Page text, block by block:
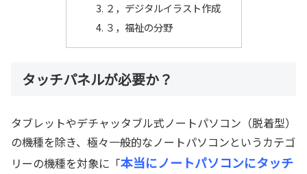
２，デジタルイラスト作成
３，福祉の分野
タッチパネルが必要か？
タブレットやデチャッタブル式ノートパソコン（脱着型）
の機種を除き、極々一般的なノートパソコンというカテゴ
リーの機種を対象に「本当にノートパソコンにタッチ